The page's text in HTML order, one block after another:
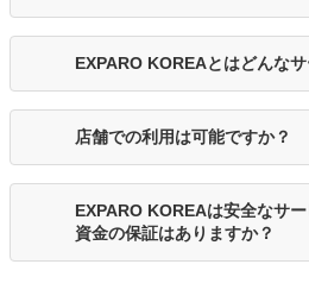
EXPARO KOREAとはどんな
店舗での利用は可能ですか？
EXPARO KOREAは安全なサ
資金の保証はありますか？